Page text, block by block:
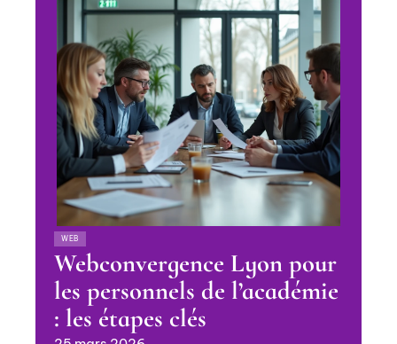
WEB
Webconvergence Lyon pour
les personnels de l’académie
: les étapes clés